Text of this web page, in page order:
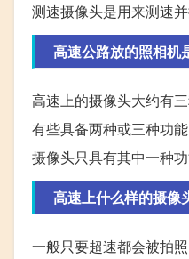
测速摄像头是用来测速
高速公路放的照相机
高速上的摄像头大约有
有些具备两种或三种功
摄像头只具有其中一种
高速上什么样的摄像
一般只要超速都会被拍